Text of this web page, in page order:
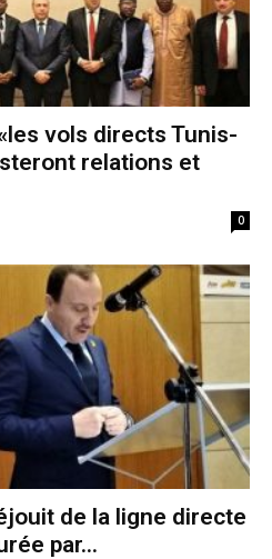
vols directs Tunis-
relations et
0
de la ligne directe
par...